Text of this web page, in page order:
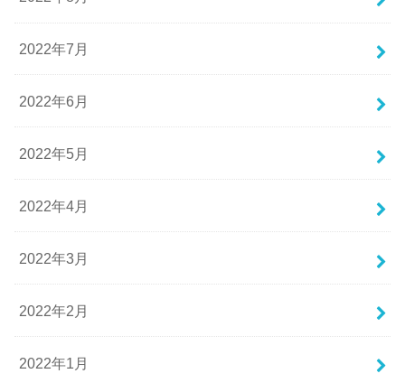
2022年7月
2022年6月
2022年5月
2022年4月
2022年3月
2022年2月
2022年1月